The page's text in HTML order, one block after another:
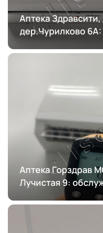
Аптека
дер.Чурилково
Аптека Горздрав
Лучистая 9: